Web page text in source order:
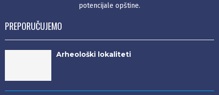
potencijale opštine.
PREPORUČUJEMO
Arheološki lokaliteti